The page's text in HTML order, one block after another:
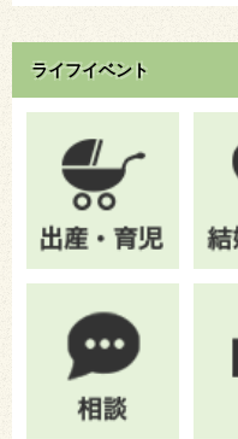
ライフイベント